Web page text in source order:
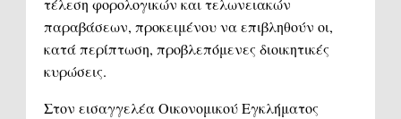
τέλεση φορολογικών και τελωνειακών
παραβάσεων, προκειμένου να επιβληθούν οι,
κατά περίπτωση, προβλεπόμενες διοικητικές
κυρώσεις.
Στον εισαγγελέα Οικονομικού Εγκλήματος